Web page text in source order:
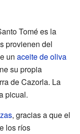
Tomé es la
provienen del
un aceite de oliva
su propia
de Cazorla. La
picual.
, gracias a que el
los ríos